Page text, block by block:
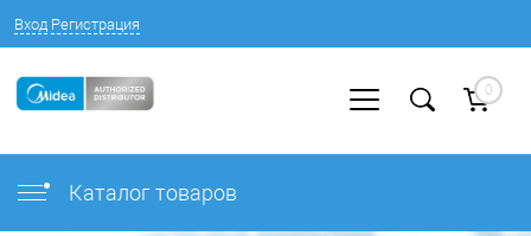
Вход Регистрация
0
Каталог товаров